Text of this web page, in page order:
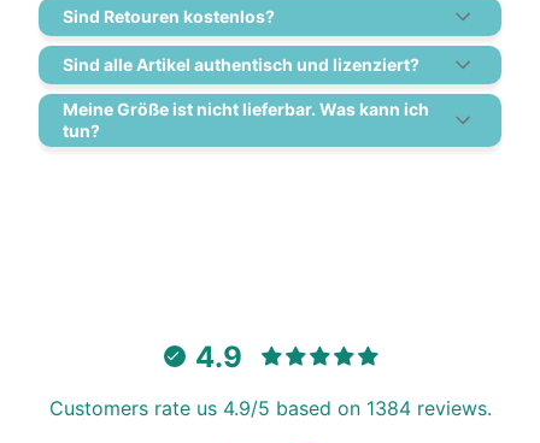
Sind Retouren kostenlos?
Sind alle Artikel authentisch und lizenziert?
Meine Größe ist nicht lieferbar. Was kann ich
tun?
4.9
Customers rate us 4.9/5 based on 1384 reviews.